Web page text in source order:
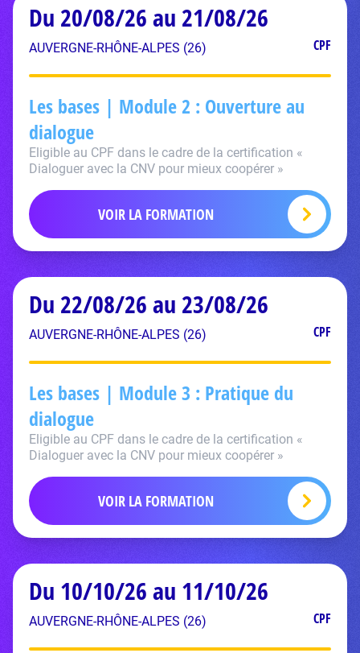
Du 20/08/26 au 21/08/26
AUVERGNE-RHÔNE-ALPES (26) CPF
Les bases | Module 2 : Ouverture au
dialogue
Eligible au CPF dans le cadre de la certification «
Dialoguer avec la CNV pour mieux coopérer »
VOIR LA FORMATION
Du 22/08/26 au 23/08/26
AUVERGNE-RHÔNE-ALPES (26) CPF
Les bases | Module 3 : Pratique du
dialogue
Eligible au CPF dans le cadre de la certification «
Dialoguer avec la CNV pour mieux coopérer »
VOIR LA FORMATION
Du 10/10/26 au 11/10/26
AUVERGNE-RHÔNE-ALPES (26) CPF